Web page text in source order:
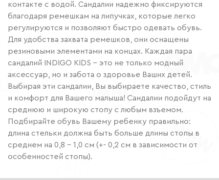
контакте с водой. Сандалии надежно фиксируются
благодаря ремешкам на липучках, которые легко
регулируются и позволяют быстро одевать обувь.
Для удобства захвата ремешков, они оснащены
резиновыми элементами на концах. Каждая пара
сандалий INDIGO KIDS – это не только модный
аксессуар, но и забота о здоровье Ваших детей.
Выбирая эти сандалии, Вы выбираете качество, стиль
и комфорт для Вашего малыша! Сандалии подойдут на
среднюю и широкую стопу с любым взъемом.
Подбирайте обувь Вашему ребенку правильно:
длина стельки должна быть больше длины стопы в
среднем на 0,8 – 1,0 см (+- 0,2 см в зависимости от
особенностей стопы).